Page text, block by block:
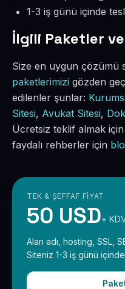
1-3 iş günü içinde
İlgili Paketler
Size en uygun çözümü
paketlerimizi gözden
edilenler şunlar:
Sitesi, Avukat Sitesi,
Ücretsiz teklif almak için
faydalı rehberler için
TEK & ŞEFFAF FIYAT
50 USD+
Alan adı, hosting, SSL,
Siteniz 1-3 iş günü